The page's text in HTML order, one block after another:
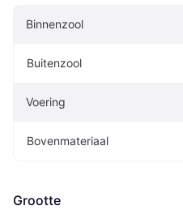
Binnenzool
Buitenzool
Voering
Bovenmateriaal
Grootte